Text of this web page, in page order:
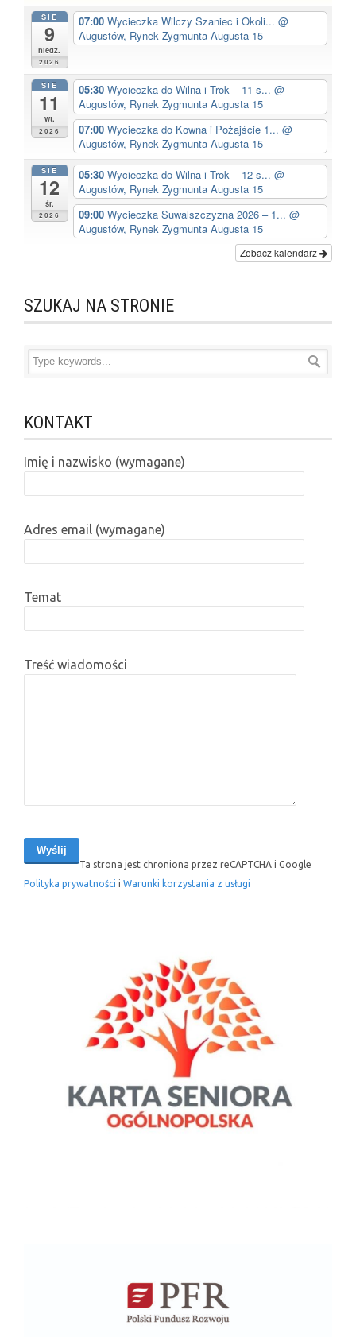
SIE
9
niedz.
2026
07:00 Wycieczka Wilczy Szaniec i Okoli... @
Augustów, Rynek Zygmunta Augusta 15
SIE
11
wt.
2026
05:30 Wycieczka do Wilna i Trok – 11 s... @
Augustów, Rynek Zygmunta Augusta 15
07:00 Wycieczka do Kowna i Pożajście 1... @
Augustów, Rynek Zygmunta Augusta 15
SIE
12
śr.
2026
05:30 Wycieczka do Wilna i Trok – 12 s... @
Augustów, Rynek Zygmunta Augusta 15
09:00 Wycieczka Suwalszczyzna 2026 – 1... @
Augustów, Rynek Zygmunta Augusta 15
Zobacz kalendarz
SZUKAJ NA STRONIE
KONTAKT
Imię i nazwisko (wymagane)
Adres email (wymagane)
Temat
Treść wiadomości
Ta strona jest chroniona przez reCAPTCHA i Google
Polityka prywatności i Warunki korzystania z usługi